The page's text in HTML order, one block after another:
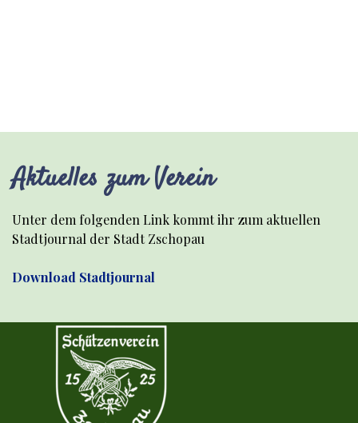
Aktuelles zum Verein
Unter dem folgenden Link kommt ihr zum aktuellen
Stadtjournal der Stadt Zschopau
Download Stadtjournal